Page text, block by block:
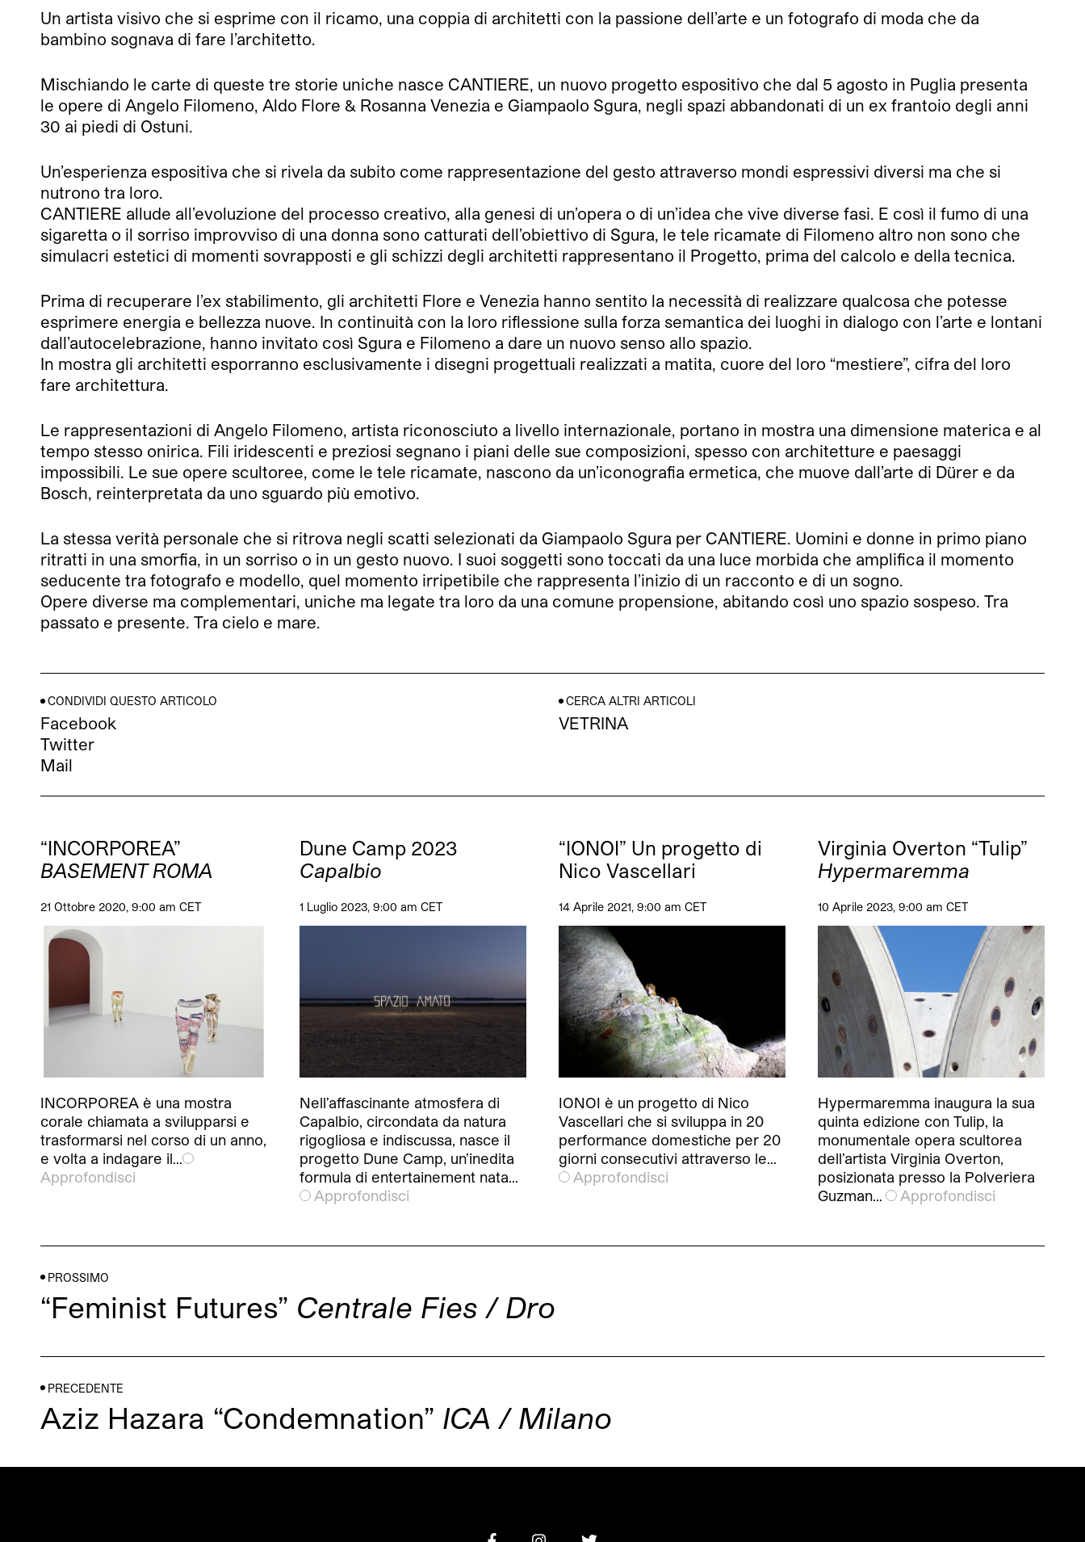
Un artista visivo che si esprime con il ricamo, una coppia di architetti con la passione dell’arte e un fotografo di moda che da
bambino sognava di fare l’architetto.
Mischiando le carte di queste tre storie uniche nasce CANTIERE, un nuovo progetto espositivo che dal 5 agosto in Puglia presenta
le opere di Angelo Filomeno, Aldo Flore & Rosanna Venezia e Giampaolo Sgura, negli spazi abbandonati di un ex frantoio degli anni
30 ai piedi di Ostuni.
Un’esperienza espositiva che si rivela da subito come rappresentazione del gesto attraverso mondi espressivi diversi ma che si
nutrono tra loro.
CANTIERE allude all’evoluzione del processo creativo, alla genesi di un’opera o di un’idea che vive diverse fasi. E così il fumo di una
sigaretta o il sorriso improvviso di una donna sono catturati dell’obiettivo di Sgura, le tele ricamate di Filomeno altro non sono che
simulacri estetici di momenti sovrapposti e gli schizzi degli architetti rappresentano il Progetto, prima del calcolo e della tecnica.
Prima di recuperare l’ex stabilimento, gli architetti Flore e Venezia hanno sentito la necessità di realizzare qualcosa che potesse
esprimere energia e bellezza nuove. In continuità con la loro riflessione sulla forza semantica dei luoghi in dialogo con l’arte e lontani
dall’autocelebrazione, hanno invitato così Sgura e Filomeno a dare un nuovo senso allo spazio.
In mostra gli architetti esporranno esclusivamente i disegni progettuali realizzati a matita, cuore del loro “mestiere”, cifra del loro
fare architettura.
Le rappresentazioni di Angelo Filomeno, artista riconosciuto a livello internazionale, portano in mostra una dimensione materica e al
tempo stesso onirica. Fili iridescenti e preziosi segnano i piani delle sue composizioni, spesso con architetture e paesaggi
impossibili. Le sue opere scultoree, come le tele ricamate, nascono da un’iconografia ermetica, che muove dall’arte di Dürer e da
Bosch, reinterpretata da uno sguardo più emotivo.
La stessa verità personale che si ritrova negli scatti selezionati da Giampaolo Sgura per CANTIERE. Uomini e donne in primo piano
ritratti in una smorfia, in un sorriso o in un gesto nuovo. I suoi soggetti sono toccati da una luce morbida che amplifica il momento
seducente tra fotografo e modello, quel momento irripetibile che rappresenta l’inizio di un racconto e di un sogno.
Opere diverse ma complementari, uniche ma legate tra loro da una comune propensione, abitando così uno spazio sospeso. Tra
passato e presente. Tra cielo e mare.
CONDIVIDI QUESTO ARTICOLO
Facebook
Twitter
Mail
CERCA ALTRI ARTICOLI
VETRINA
“INCORPOREA”
BASEMENT ROMA
21 Ottobre 2020, 9:00 am CET
INCORPOREA è una mostra
corale chiamata a svilupparsi e
trasformarsi nel corso di un anno,
e volta a indagare il…
Approfondisci
Dune Camp 2023
Capalbio
1 Luglio 2023, 9:00 am CET
Nell’affascinante atmosfera di
Capalbio, circondata da natura
rigogliosa e indiscussa, nasce il
progetto Dune Camp, un’inedita
formula di entertainement nata…
Approfondisci
“IONOI” Un progetto di
Nico Vascellari
14 Aprile 2021, 9:00 am CET
IONOI è un progetto di Nico
Vascellari che si sviluppa in 20
performance domestiche per 20
giorni consecutivi attraverso le…
Approfondisci
Virginia Overton “Tulip”
Hypermaremma
10 Aprile 2023, 9:00 am CET
Hypermaremma inaugura la sua
quinta edizione con Tulip, la
monumentale opera scultorea
dell’artista Virginia Overton,
posizionata presso la Polveriera
Guzman…
Approfondisci
PROSSIMO
“Feminist Futures” Centrale Fies / Dro
PRECEDENTE
Aziz Hazara “Condemnation” ICA / Milano